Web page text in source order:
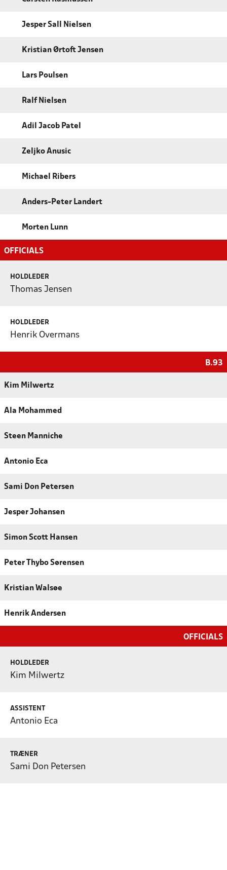
Jesper Sall Nielsen
Kristian Ørtoft Jensen
Lars Poulsen
Ralf Nielsen
Adil Jacob Patel
Zeljko Anusic
Michael Ribers
Anders-Peter Landert
Morten Lunn
OFFICIALS
HOLDLEDER
Thomas Jensen
HOLDLEDER
Henrik Overmans
B.93
Kim Milwertz
Ala Mohammed
Steen Manniche
Antonio Eca
Sami Don Petersen
Jesper Johansen
Simon Scott Hansen
Peter Thybo Sørensen
Kristian Walsøe
Henrik Andersen
OFFICIALS
HOLDLEDER
Kim Milwertz
ASSISTENT
Antonio Eca
TRÆNER
Sami Don Petersen